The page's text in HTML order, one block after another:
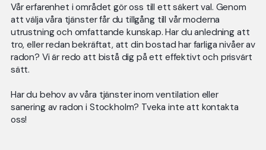
Vår erfarenhet i området gör oss till ett säkert val. Genom
att välja våra tjänster får du tillgång till vår moderna
utrustning och omfattande kunskap. Har du anledning att
tro, eller redan bekräftat, att din bostad har farliga nivåer av
radon? Vi är redo att bistå dig på ett effektivt och prisvärt
sätt.
Har du behov av våra tjänster inom ventilation eller
sanering av radon i Stockholm? Tveka inte att kontakta
oss!